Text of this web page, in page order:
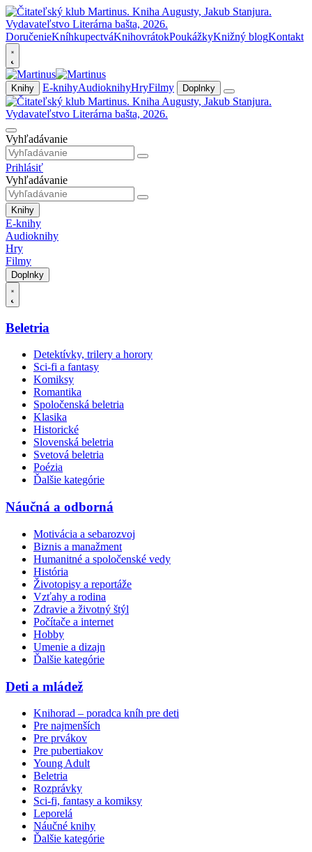
DoručenieKníhkupectváKnihovrátokPoukážkyKnižný blogKontakt
Knihy E-knihyAudioknihyHryFilmy Doplnky
Vyhľadávanie
Prihlásiť
Vyhľadávanie
Knihy
E-knihy
Audioknihy
Hry
Filmy
Doplnky
Beletria
Detektívky, trilery a horory
Sci-fi a fantasy
Komiksy
Romantika
Spoločenská beletria
Klasika
Historické
Slovenská beletria
Svetová beletria
Poézia
Ďalšie kategórie
Náučná a odborná
Motivácia a sebarozvoj
Biznis a manažment
Humanitné a spoločenské vedy
História
Životopisy a reportáže
Vzťahy a rodina
Zdravie a životný štýl
Počítače a internet
Hobby
Umenie a dizajn
Ďalšie kategórie
Deti a mládež
Knihorad – poradca kníh pre deti
Pre najmenších
Pre prvákov
Pre pubertiakov
Young Adult
Beletria
Rozprávky
Sci-fi, fantasy a komiksy
Leporelá
Náučné knihy
Ďalšie kategórie